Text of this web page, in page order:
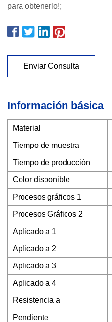
para obtenerlo!;
Enviar Consulta
Información básica
Material
Tiempo de muestra
Tiempo de producción
Color disponible
Procesos gráficos 1
Procesos Gráficos 2
Aplicado a 1
Aplicado a 2
Aplicado a 3
Aplicado a 4
Resistencia a
Pendiente